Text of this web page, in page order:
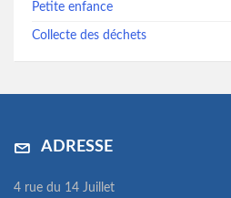
Petite enfance
Collecte des déchets
ADRESSE
4 rue du 14 Juillet